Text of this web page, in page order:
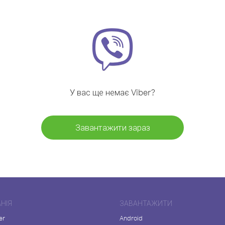
У вас ще немає Viber?
Завантажити зараз
ЗАВАНТАЖИТИ
Android